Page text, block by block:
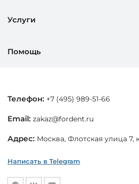
Услуги
Помощь
Телефон: +7 (495) 989-51-66
Email: zakaz@fordent.ru
Адрес: Москва, Флотская улица 7,
Написать в Telegram